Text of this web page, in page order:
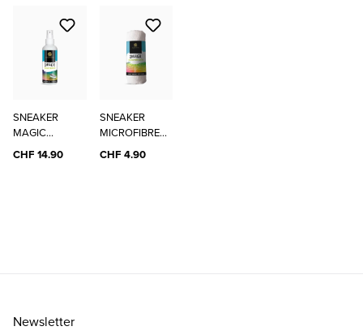
SNEAKER
MAGIC
CLEANER
CHF 14.90
SNEAKER
MICROFIBRE
CLOTH
CHF 4.90
Newsletter